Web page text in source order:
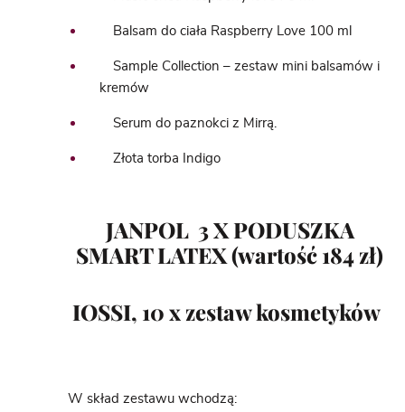
Balsam do ciała Raspberry Love 100 ml
Sample Collection – zestaw mini balsamów i
kremów
Serum do paznokci z Mirrą.
Złota torba Indigo
JANPOL 3 X PODUSZKA
SMART LATEX(wartość 184 zł)
IOSSI, 10 x zestaw kosmetyków
W skład zestawu wchodzą: